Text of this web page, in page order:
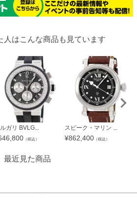
人はこんな商品も見ています
ガリ BVLG...
（税込）
スピーク・マリン ...
¥862,400 （税込）
最近見た商品